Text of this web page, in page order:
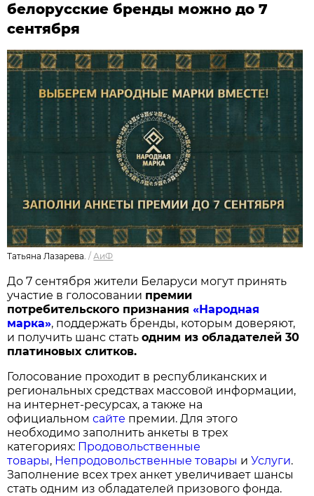
белорусские бренды можно до 7
сентября
Татьяна Лазарева. / АиФ
До 7 сентября жители Беларуси могут принять
участие в голосовании премии
потребительского признания«Народная
марка», поддержать бренды, которым доверяют,
и получить шанс статьодним из обладателей 30
платиновых слитков.
Голосование проходит в республиканских и
региональных средствах массовой информации,
на интернет-ресурсах, а также на
официальномсайте премии. Для этого
необходимо заполнить анкеты в трех
категориях: Продовольственные
товары, Непродовольственные товары иУслуги.
Заполнение всех трех анкет увеличивает шансы
стать одним из обладателей призового фонда.